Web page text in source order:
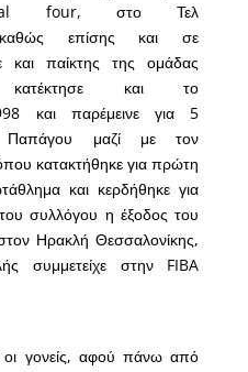
four, στο Τελ
επίσης και σε
και παίκτης της ομάδας
και το
και παρέμεινε για 5
Παπάγου μαζί με τον
κατακτήθηκε για πρώτη
και κερδήθηκε για
συλλόγου η έξοδος του
Ηρακλή Θεσσαλονίκης,
συμμετείχε στην FIBA
οι γονείς, αφού πάνω από